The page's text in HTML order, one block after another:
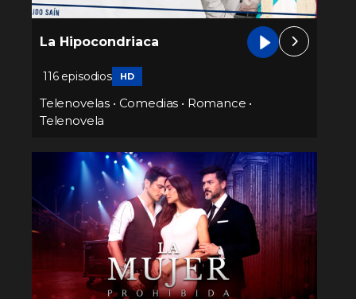
La Hipocondriaca
116 episodios HD
Telenovelas • Comedias • Romance •
Telenovela